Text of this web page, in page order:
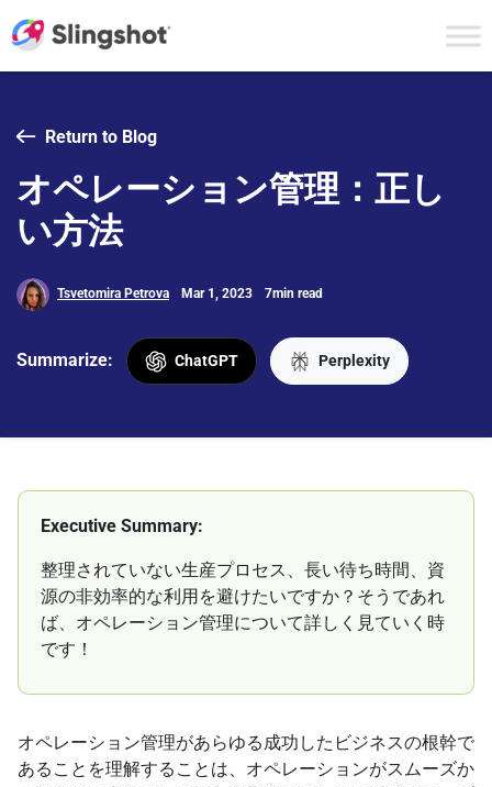
Return to Blog
オペレーション管理：正し
い方法
Tsvetomira Petrova Mar 1, 2023 7min read
Summarize: ChatGPT Perplexity
Executive Summary:
整理されていない生産プロセス、長い待ち時間、資
源の非効率的な利用を避けたいですか？そうであれ
ば、オペレーション管理について詳しく見ていく時
です！
オペレーション管理があらゆる成功したビジネスの根幹で
あることを理解することは、オペレーションがスムーズか